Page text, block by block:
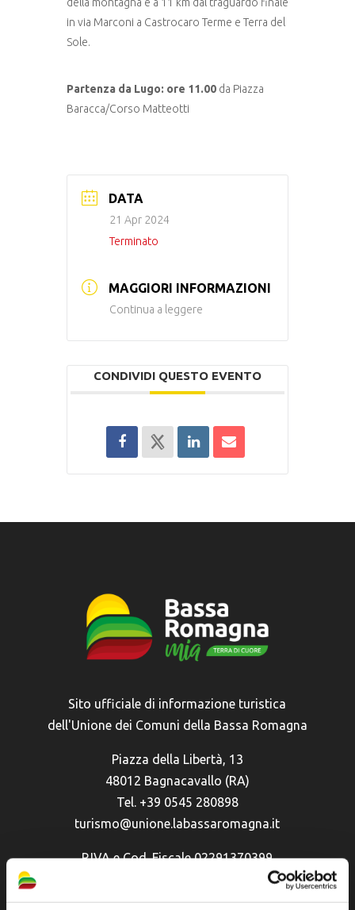
in via Marconi a Castrocaro Terme e Terra del
Sole.
Partenza da Lugo: ore 11.00 da Piazza
Baracca/Corso Matteotti
DATA
21 Apr 2024
Terminato
MAGGIORI INFORMAZIONI
Continua a leggere
CONDIVIDI QUESTO EVENTO
Sito ufficiale di informazione turistica
dell'Unione dei Comuni della Bassa Romagna
Piazza della Libertà, 13
48012 Bagnacavallo (RA)
Tel. +39 0545 280898
turismo@unione.labassaromagna.it
P.IVA e Cod. Fiscale 02291370399
P.E.C. pg.unione.labassaromagna.it@legalmail.it